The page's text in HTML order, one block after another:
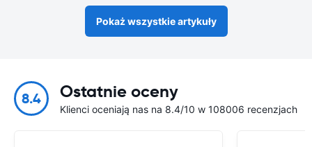
Pokaż wszystkie artykuły
8.4 Ostatnie oceny
Klienci oceniają nas na 8.4/10 w 108006 recenzjach